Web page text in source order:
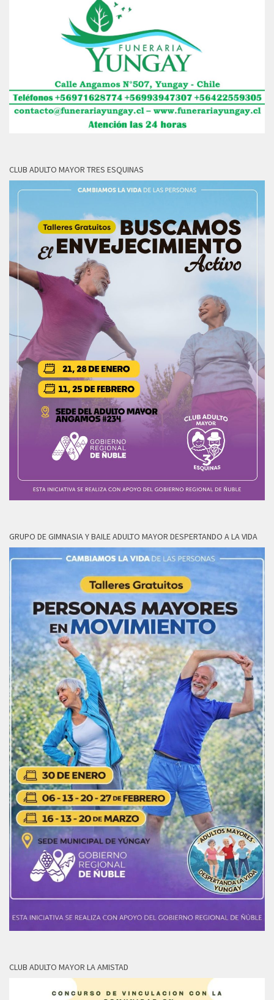
CLUB ADULTO MAYOR TRES ESQUINAS
GRUPO DE GIMNASIA Y BAILE ADULTO MAYOR DESPERTANDO A LA VIDA
CLUB ADULTO MAYOR LA AMISTAD